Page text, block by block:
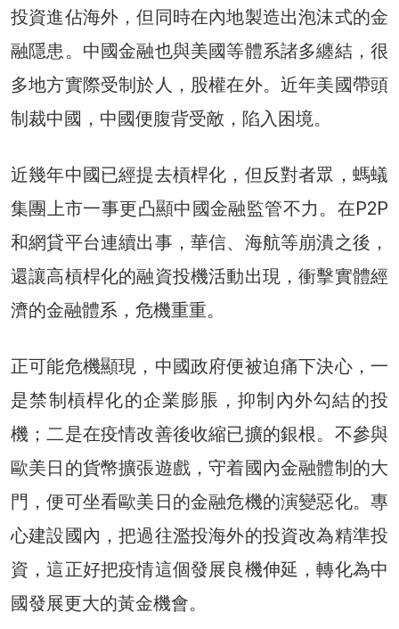
投資進佔海外，但同時在內地製造出泡沫式的金
融隱患。中國金融也與美國等體系諸多纏結，很
多地方實際受制於人，股權在外。近年美國帶頭
制裁中國，中國便腹背受敵，陷入困境。
近幾年中國已經提去槓桿化，但反對者眾，螞蟻
集團上市一事更凸顯中國金融監管不力。在P2P
和網貸平台連續出事，華信、海航等崩潰之後，
還讓高槓桿化的融資投機活動出現，衝擊實體經
濟的金融體系，危機重重。
正可能危機顯現，中國政府便被迫痛下決心，一
是禁制槓桿化的企業膨脹，抑制內外勾結的投
機；二是在疫情改善後收縮已擴的銀根。不參與
歐美日的貨幣擴張遊戲，守着國內金融體制的大
門，便可坐看歐美日的金融危機的演變惡化。專
心建設國內，把過往濫投海外的投資改為精準投
資，這正好把疫情這個發展良機伸延，轉化為中
國發展更大的黃金機會。